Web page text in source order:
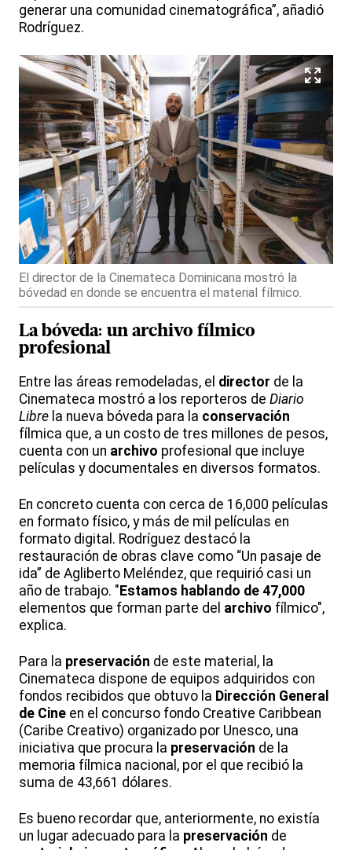
generar una comunidad cinematográfica”, añadió
Rodríguez.
El director de la Cinemateca Dominicana mostró la
bóvedad en donde se encuentra el material fílmico.
La bóveda: un archivo fílmico
profesional
Entre las áreas remodeladas, el director de la
Cinemateca mostró a los reporteros de Diario
Libre la nueva bóveda para la conservación
fílmica que, a un costo de tres millones de pesos,
cuenta con un archivo profesional que incluye
películas y documentales en diversos formatos.
En concreto cuenta con cerca de 16,000 películas
en formato físico, y más de mil películas en
formato digital. Rodríguez destacó la
restauración de obras clave como “Un pasaje de
ida” de Agliberto Meléndez, que requirió casi un
año de trabajo. " Estamos hablando de 47,000
elementos que forman parte del archivo fílmico",
explica.
Para la preservación de este material, la
Cinemateca dispone de equipos adquiridos con
fondos recibidos que obtuvo la Dirección General
de Cine en el concurso fondo Creative Caribbean
(Caribe Creativo) organizado por Unesco, una
iniciativa que procura la preservación de la
memoria fílmica nacional, por el que recibió la
suma de 43,661 dólares.
Es bueno recordar que, anteriormente, no existía
un lugar adecuado para la preservación de